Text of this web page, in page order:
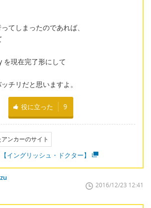
てしまったのであれば、
を現在完了形にして
チリだと思いますよ。
役に立った 9
ンカーのサイト
イングリッシュ・ドクター】
2016/12/23 12:41